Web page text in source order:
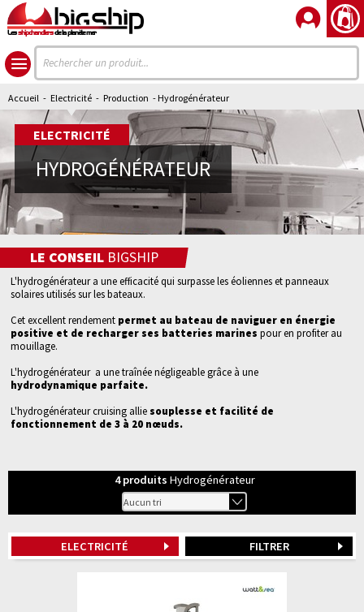
Lesshipchandlersde la planète mer
Accueil - Electricité - Production - Hydrogénérateur
LE CONSEIL BIGSHIP
L'hydrogénérateur a une efficacité qui surpasse les éoliennes et panneaux
solaires utilisés sur les bateaux.
Cet excellent rendement permet au bateau de naviguer en énergie
positive et de recharger ses batteries marines pour en profiter au
mouillage.
L'hydrogénérateur a une traînée négligeable grâce à une
hydrodynamique parfaite.
L'hydrogénérateur cruising alliesouplesse et facilité de
fonctionnement de 3 à 20 nœuds.
ELECTRICITÉ
HYDROGÉNÉRATEUR
4produits Hydrogénérateur
ELECTRICITÉ FILTRER